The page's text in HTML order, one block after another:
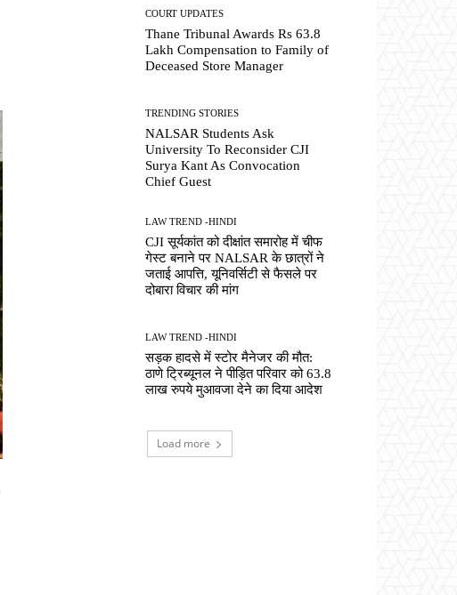
COURT UPDATES
Thane Tribunal Awards Rs 63.8
Lakh Compensation to Family of
Deceased Store Manager
TRENDING STORIES
NALSAR Students Ask
University To Reconsider CJI
Surya Kant As Convocation
Chief Guest
LAW TREND -HINDI
CJI सूर्यकांत को दीक्षांत समारोह में चीफ
गेस्ट बनाने पर NALSAR के छात्रों ने
जताई आपत्ति, यूनिवर्सिटी से फैसले पर
दोबारा विचार की मांग
LAW TREND -HINDI
सड़क हादसे में स्टोर मैनेजर की मौत:
ठाणे ट्रिब्यूनल ने पीड़ित परिवार को 63.8
लाख रुपये मुआवजा देने का दिया आदेश
Load more